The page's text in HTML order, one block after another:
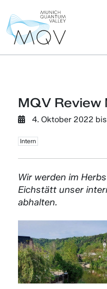
MQV
4. Oktober 2022 bis
Intern
Wir werden im
Eichstätt unser
abhalten.